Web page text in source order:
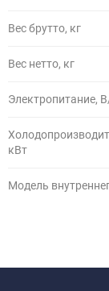
Вес брутто, кг
Вес нетто, кг
Электропитание,
кВт
Модель